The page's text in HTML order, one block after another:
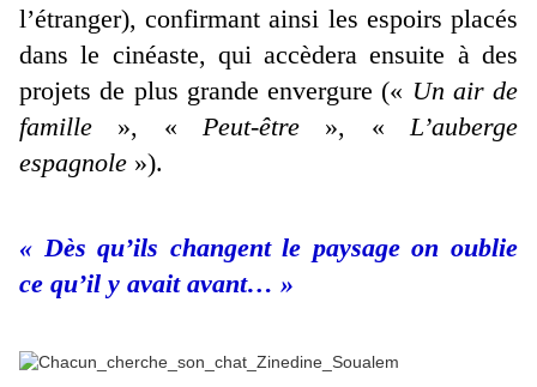
l’étranger), confirmant ainsi les espoirs placés
dans le cinéaste, qui accèdera ensuite à des
projets de plus grande envergure (« Un air de
famille », « Peut-être », «L’auberge
espagnole »).
« Dès qu’ils changent le paysage on oublie
ce qu’il y avait avant… »